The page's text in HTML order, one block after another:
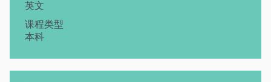
英文
课程类型
本科